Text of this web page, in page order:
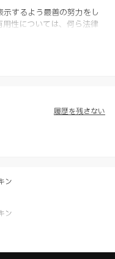
するよう最善の努力をし
性については、何ら法律
用に限ります。
は、WEBサイト利用規
をご確認いただき、内容の
履歴を残さない
ン
ン